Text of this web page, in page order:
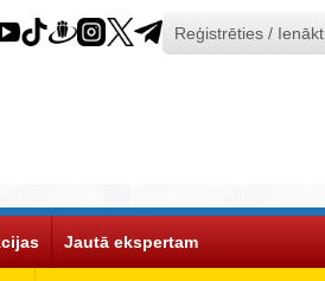
Reģistrēties / Ienākt
Jautā ekspertam